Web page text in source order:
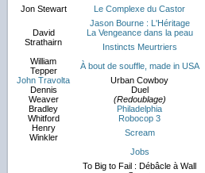
Jon Stewart
Le Complexe du Castor
David
Strathairn
Jason Bourne : L'Héritage
La Vengeance dans la peau
Instincts Meurtriers
William
Tepper
À bout de souffle, made in USA
John Travolta
Urban Cowboy
Dennis
Weaver
Duel
(Redoublage)
Bradley
Whitford
Philadelphia
Robocop 3
Henry
Winkler
Scream
Jobs
To Big to Fail : Débâcle à Wall